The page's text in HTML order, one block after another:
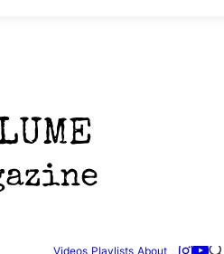
Videos Playlists About